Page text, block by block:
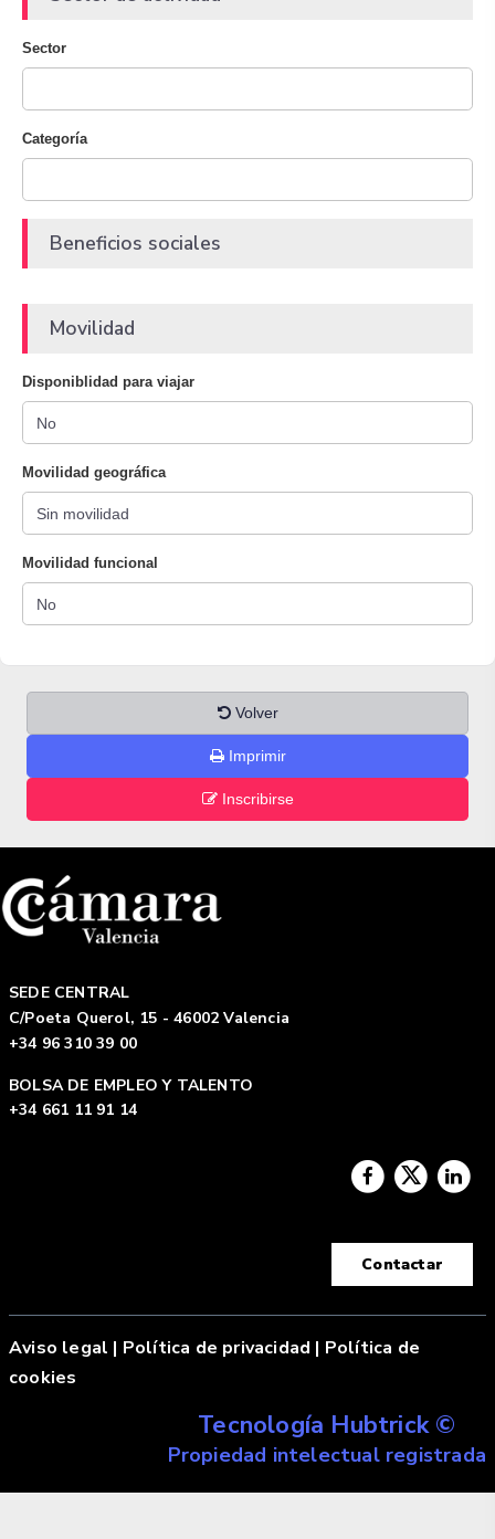
Sector
Categoría
Beneficios sociales
Movilidad
Disponiblidad para viajar
Movilidad geográfica
Movilidad funcional
Volver
Imprimir
Inscribirse
SEDE CENTRAL
C/Poeta Querol, 15 - 46002 Valencia
+34 96 310 39 00
BOLSA DE EMPLEO Y TALENTO
+34 661 11 91 14
Contactar
Aviso legal | Política de privacidad | Política de
cookies
Tecnología Hubtrick ©
Propiedad intelectual registrada